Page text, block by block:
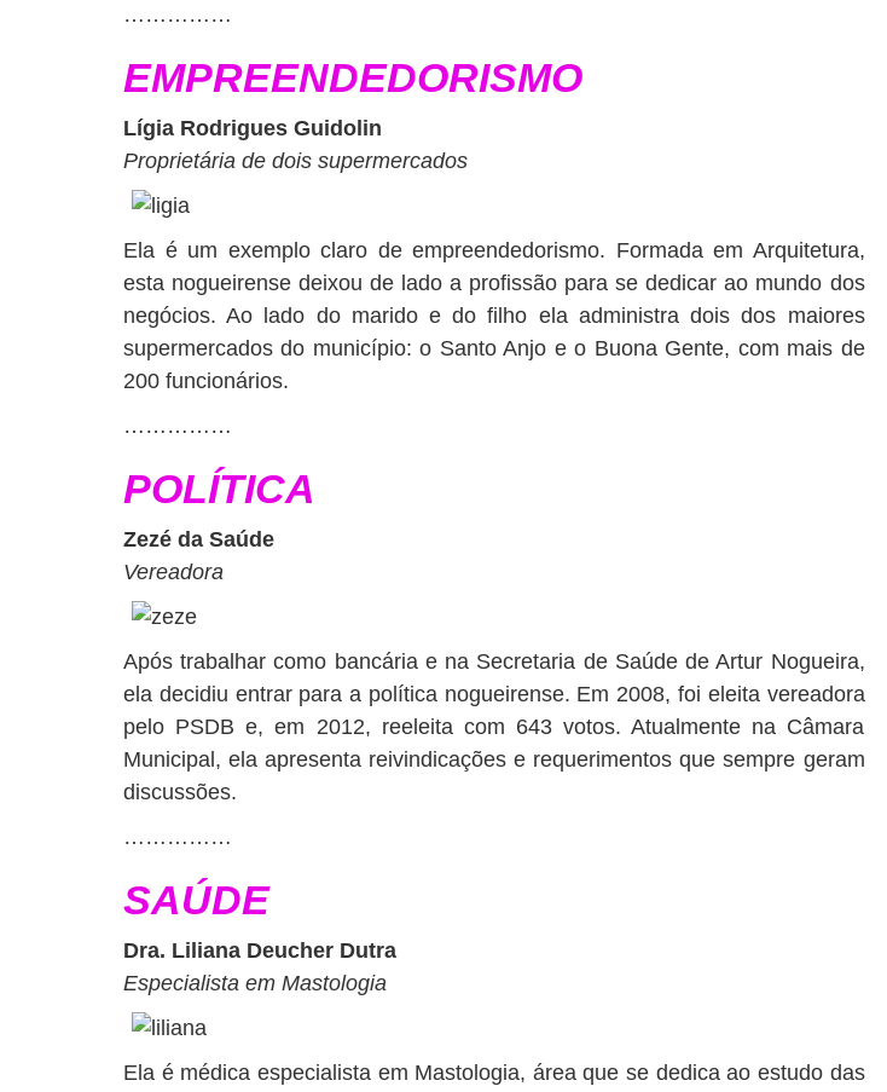
……………
EMPREENDEDORISMO
Lígia Rodrigues Guidolin
Proprietária de dois supermercados
Ela é um exemplo claro de empreendedorismo. Formada em Arquitetura,
esta nogueirense deixou de lado a profissão para se dedicar ao mundo dos
negócios. Ao lado do marido e do filho ela administra dois dos maiores
supermercados do município: o Santo Anjo e o Buona Gente, com mais de
200 funcionários.
……………
POLÍTICA
Zezé da Saúde
Vereadora
Após trabalhar como bancária e na Secretaria de Saúde de Artur Nogueira,
ela decidiu entrar para a política nogueirense. Em 2008, foi eleita vereadora
pelo PSDB e, em 2012, reeleita com 643 votos. Atualmente na Câmara
Municipal, ela apresenta reivindicações e requerimentos que sempre geram
discussões.
……………
SAÚDE
Dra. Liliana Deucher Dutra
Especialista em Mastologia
Ela é médica especialista em Mastologia, área que se dedica ao estudo das